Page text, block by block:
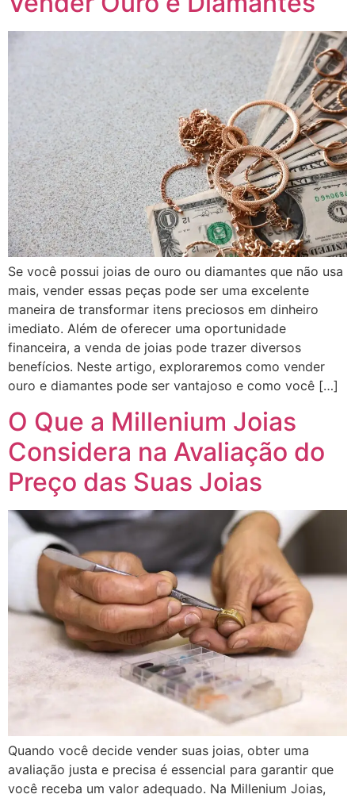
Se você possui joias de ouro ou diamantes que não usa
mais, vender essas peças pode ser uma excelente
maneira de transformar itens preciosos em dinheiro
imediato. Além de oferecer uma oportunidade
financeira, a venda de joias pode trazer diversos
benefícios. Neste artigo, exploraremos como vender
ouro e diamantes pode ser vantajoso e como você […]
O Que a Millenium Joias
Considera na Avaliação do
Preço das Suas Joias
Quando você decide vender suas joias, obter uma
avaliação justa e precisa é essencial para garantir que
você receba um valor adequado. Na Millenium Joias,